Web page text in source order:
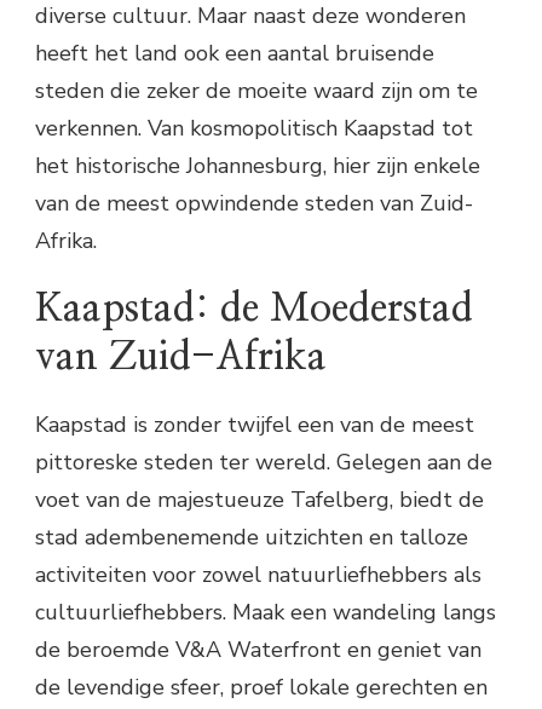
diverse cultuur. Maar naast deze wonderen
heeft het land ook een aantal bruisende
steden die zeker de moeite waard zijn om te
verkennen. Van kosmopolitisch Kaapstad tot
het historische Johannesburg, hier zijn enkele
van de meest opwindende steden van Zuid-
Afrika.
Kaapstad: de Moederstad
van Zuid-Afrika
Kaapstad is zonder twijfel een van de meest
pittoreske steden ter wereld. Gelegen aan de
voet van de majestueuze Tafelberg, biedt de
stad adembenemende uitzichten en talloze
activiteiten voor zowel natuurliefhebbers als
cultuurliefhebbers. Maak een wandeling langs
de beroemde V&A Waterfront en geniet van
de levendige sfeer, proef lokale gerechten en